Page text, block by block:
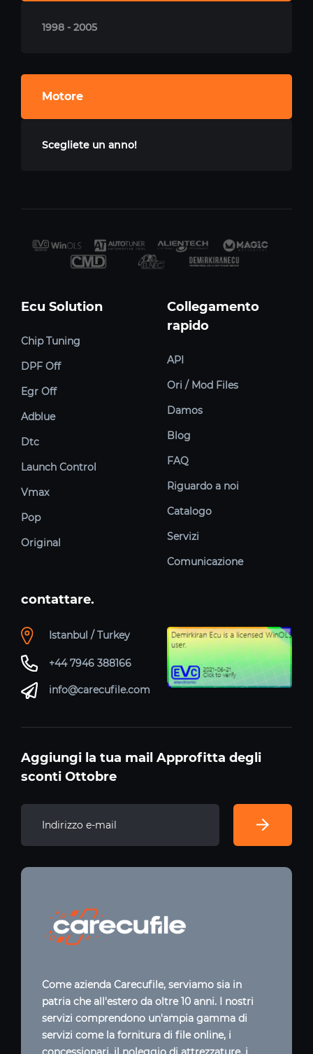
1998 - 2005
Motore
Scegliete un anno!
Ecu Solution
Chip Tuning
DPF Off
Egr Off
Adblue
Dtc
Launch Control
Vmax
Pop
Original
Collegamento
rapido
API
Ori / Mod Files
Damos
Blog
FAQ
Riguardo a noi
Catalogo
Servizi
Comunicazione
contattare.
Istanbul / Turkey
+44 7946 388166
info@carecufile.com
Aggiungi la tua mail Approfitta degli
sconti Ottobre
Come azienda Carecufile, serviamo sia in
patria che all'estero da oltre 10 anni. I nostri
servizi comprendono un'ampia gamma di
servizi come la fornitura di file online, i